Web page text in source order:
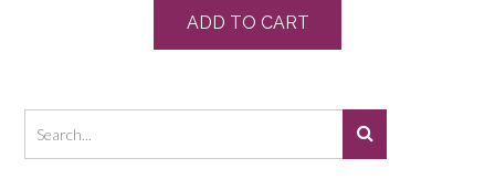
ADD TO CART